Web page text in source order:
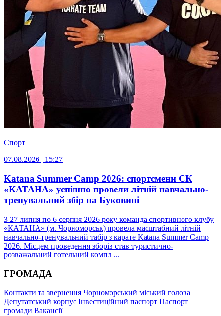
Спорт
07.08.2026 | 15:27
Katana Summer Camp 2026: спортсмени СК
«КАТАНА» успішно провели літній навчально-
тренувальний збір на Буковині
З 27 липня по 6 серпня 2026 року команда спортивного клубу
«КАТАНА» (м. Чорноморськ) провела масштабний літній
навчально-тренувальний табір з карате Katana Summer Camp
2026. Місцем проведення зборів став туристично-
розважальний готельний компл ...
ГРОМАДА
Контакти та звернення Чорноморський міський голова
Депутатський корпус Інвестиційний паспорт Паспорт
громади Вакансії